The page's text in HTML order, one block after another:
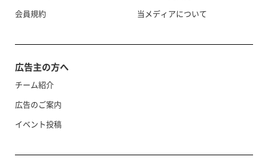
会員規約
当メディアについて
広告主の方へ
チーム紹介
広告のご案内
イベント投稿